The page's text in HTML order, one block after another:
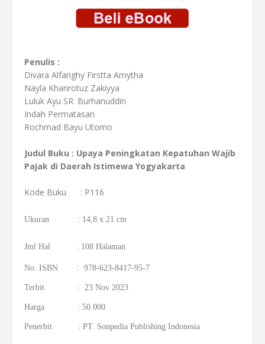
Penulis :
Divara Alfarighy Firstta Amytha
Nayla Kharirotuz Zakiyya
Luluk Ayu SR. Burhanuddin
Indah Permatasari
Rochmad Bayu Utomo
Judul Buku : Upaya Peningkatan Kepatuhan Wajib
Pajak di Daerah Istimewa Yogyakarta
Kode Buku : P116
Ukuran : 14,8 x 21 cm
Jml Hal : 108 Halaman
No. ISBN : 978-623-8417-95-7
Terbit : 23 Nov 2023
Harga : 50.000
Penerbit : PT. Sonpedia Publishing Indonesia